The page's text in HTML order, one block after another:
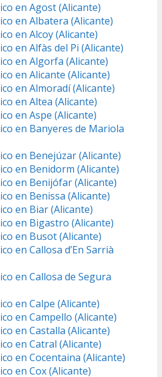
en Agost (Alicante)
en Albatera (Alicante)
en Alcoy (Alicante)
en Alfàs del Pi (Alicante)
en Algorfa (Alicante)
en Alicante (Alicante)
en Almoradí (Alicante)
en Altea (Alicante)
en Aspe (Alicante)
en Banyeres de Mariola
en Benejúzar (Alicante)
en Benidorm (Alicante)
en Benijófar (Alicante)
en Benissa (Alicante)
en Biar (Alicante)
en Bigastro (Alicante)
en Busot (Alicante)
en Callosa d’En Sarrià
en Callosa de Segura
en Calpe (Alicante)
en Campello (Alicante)
en Castalla (Alicante)
en Catral (Alicante)
en Cocentaina (Alicante)
en Cox (Alicante)